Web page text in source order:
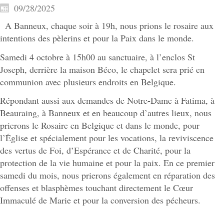
09/28/2025
A Banneux, chaque soir à 19h, nous prions le rosaire aux
intentions des pèlerins et pour la Paix dans le monde.
Samedi 4 octobre à 15h00 au sanctuaire, à l’enclos St
Joseph, derrière la maison Béco, le chapelet sera prié en
communion avec plusieurs endroits en Belgique.
Répondant aussi aux demandes de Notre-Dame à Fatima, à
Beauraing, à Banneux et en beaucoup d’autres lieux, nous
prierons le Rosaire en Belgique et dans le monde, pour
l’Église et spécialement pour les vocations, la reviviscence
des vertus de Foi, d’Espérance et de Charité, pour la
protection de la vie humaine et pour la paix. En ce premier
samedi du mois, nous prierons également en réparation des
offenses et blasphèmes touchant directement le Cœur
Immaculé de Marie et pour la conversion des pécheurs.